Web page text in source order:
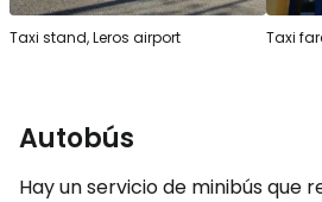
Taxi stand, Leros airport Taxi
Autobús
Hay un servicio de minibús que